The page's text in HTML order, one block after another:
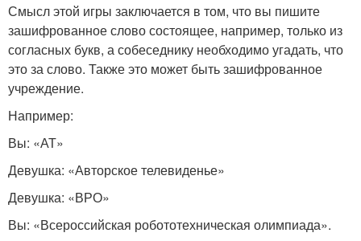
Смысл этой игры заключается в том, что вы пишите
зашифрованное слово состоящее, например, только из
согласных букв, а собеседнику необходимо угадать, что
это за слово. Также это может быть зашифрованное
учреждение.
Например:
Вы: «АТ»
Девушка: «Авторское телевиденье»
Девушка: «ВРО»
Вы: «Всероссийская робототехническая олимпиада».